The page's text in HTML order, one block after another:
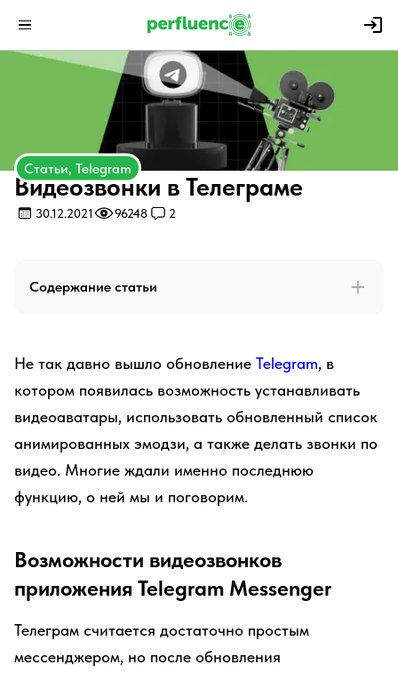
Статьи, Telegram
Видеозвонки в Телеграме
30.12.2021 96248 2
Содержание статьи
Не так давно вышло обновление Telegram, в
котором появилась возможность устанавливать
видеоаватары, использовать обновленный список
анимированных эмодзи, а также делать звонки по
видео. Многие ждали именно последнюю
функцию, о ней мы и поговорим.
Возможности видеозвонков
приложения Telegram Messenger
Телеграм считается достаточно простым
мессенджером, но после обновления